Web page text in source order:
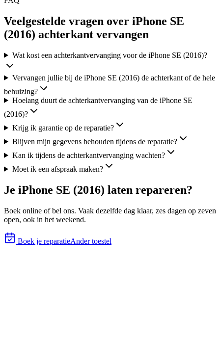
Veelgestelde vragen over iPhone SE
(2016) achterkant vervangen
Wat kost een achterkantvervanging voor de iPhone SE (2016)?
Vervangen jullie bij de iPhone SE (2016) de achterkant of de hele
behuizing?
Hoelang duurt de achterkantvervanging van de iPhone SE
(2016)?
Krijg ik garantie op de reparatie?
Blijven mijn gegevens behouden tijdens de reparatie?
Kan ik tijdens de achterkantvervanging wachten?
Moet ik een afspraak maken?
Je iPhone SE (2016) laten repareren?
Boek online of bel ons. Vaak dezelfde dag klaar, zes dagen op zeven
open, ook in het weekend.
Boek je reparatieAnder toestel